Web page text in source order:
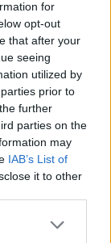
for
opt-out
that after your
seeing
utilized by
prior to
further
parties on the
may
IAB’s List of
it to other